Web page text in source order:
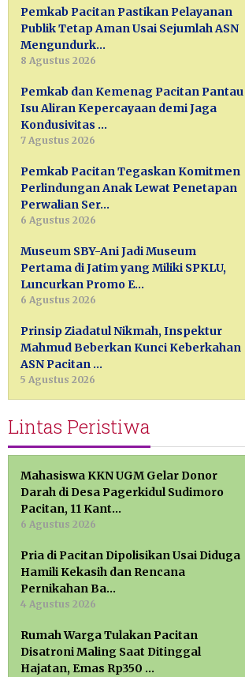
Pemkab Pacitan Pastikan Pelayanan
Publik Tetap Aman Usai Sejumlah ASN
Mengundurk…
8 Agustus 2026
Pemkab dan Kemenag Pacitan Pantau
Isu Aliran Kepercayaan demi Jaga
Kondusivitas …
7 Agustus 2026
Pemkab Pacitan Tegaskan Komitmen
Perlindungan Anak Lewat Penetapan
Perwalian Ser…
6 Agustus 2026
Museum SBY-Ani Jadi Museum
Pertama di Jatim yang Miliki SPKLU,
Luncurkan Promo E…
6 Agustus 2026
Prinsip Ziadatul Nikmah, Inspektur
Mahmud Beberkan Kunci Keberkahan
ASN Pacitan …
5 Agustus 2026
Lintas Peristiwa
Mahasiswa KKN UGM Gelar Donor
Darah di Desa Pagerkidul Sudimoro
Pacitan, 11 Kant…
6 Agustus 2026
Pria di Pacitan Dipolisikan Usai Diduga
Hamili Kekasih dan Rencana
Pernikahan Ba…
4 Agustus 2026
Rumah Warga Tulakan Pacitan
Disatroni Maling Saat Ditinggal
Hajatan, Emas Rp350 …